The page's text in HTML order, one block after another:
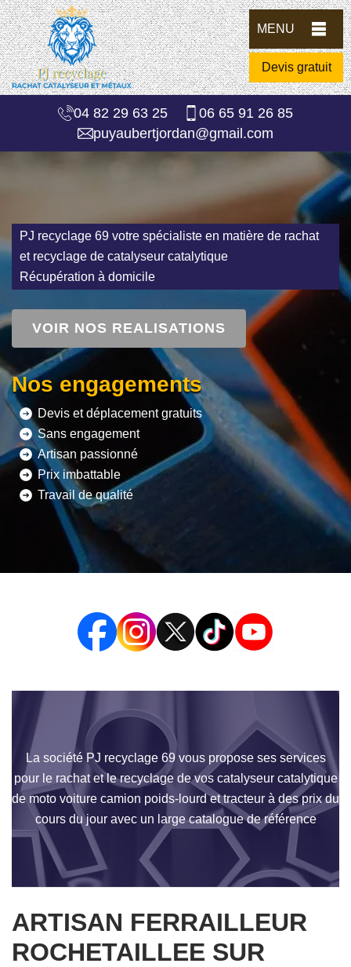
MENU
Devis gratuit
04 82 29 63 25
06 65 91 26 85
puyaubertjordan@gmail.com
PJ recyclage 69 votre spécialiste en matière de rachat
et recyclage de catalyseur catalytique
Récupération à domicile
VOIR NOS REALISATIONS
Nos engagements
Devis et déplacement gratuits
Sans engagement
Artisan passionné
Prix imbattable
Travail de qualité
La société PJ recyclage 69 vous propose ses services
pour le rachat et le recyclage de vos catalyseur catalytique
de moto voiture camion poids-lourd et tracteur à des prix du
cours du jour avec un large catalogue de référence
ARTISAN FERRAILLEUR
ROCHETAILLEE SUR